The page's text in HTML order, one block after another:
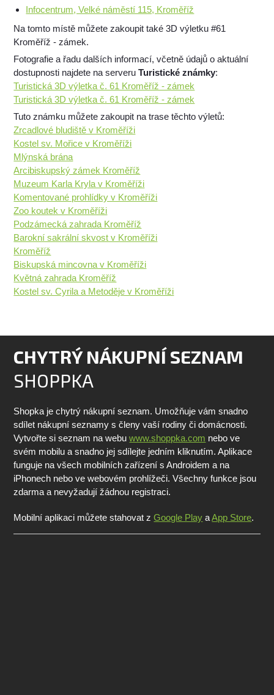
Infocentrum, Velké náměstí 115, Kroměříž
Na tomto místě můžete zakoupit také 3D výletku #61
Kroměříž - zámek.
Fotografie a řadu dalších informací, včetně údajů o aktuální
dostupnosti najdete na serveruTuristické známky:
Turistická 3D výletka č. 61 Kroměříž - zámek
Turistická 3D výletka č. 61 Kroměříž - zámek
Tuto známku můžete zakoupit na trase těchto výletů:
Zrcadlové bludiště v Kroměříži
Kostel sv. Mořice v Kroměříži
Mlýnská brána
Arcibiskupský zámek Kroměříž
Muzeum Karla Kryla v Kroměříži
Komentované prohlídky v Kroměříži
Zoo koutek v Kroměříži
Podzámecká zahrada Kroměříž
Barokní sakrální skvost v Kroměříži
Kroměříž
Biskupská mincovna v Kroměříži
Květná zahrada Kroměříž
Kostel sv. Cyrila a Metoděje v Kroměříži
CHYTRÝ NÁKUPNÍ SEZNAM
SHOPPKA
Shopka je chytrý nákupní seznam. Umožňuje vám snadno
sdílet nákupní seznamy s členy vaší rodiny či domácnosti.
Vytvořte si seznam na webuwww.shoppka.com nebo ve
svém mobilu a snadno jej sdílejte jedním kliknutím. Aplikace
funguje na všech mobilních zařízení s Androidem a na
iPhonech nebo ve webovém prohlížeči. Všechny funkce jsou
zdarma a nevyžadují žádnou registraci.
Mobilní aplikaci můžete stahovat zGoogle Play aApp Store.